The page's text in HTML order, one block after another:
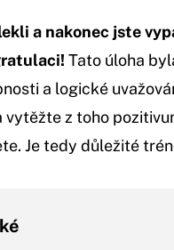
a nakonec jste
Tato úloha
a logické
z toho
Je tedy důležité